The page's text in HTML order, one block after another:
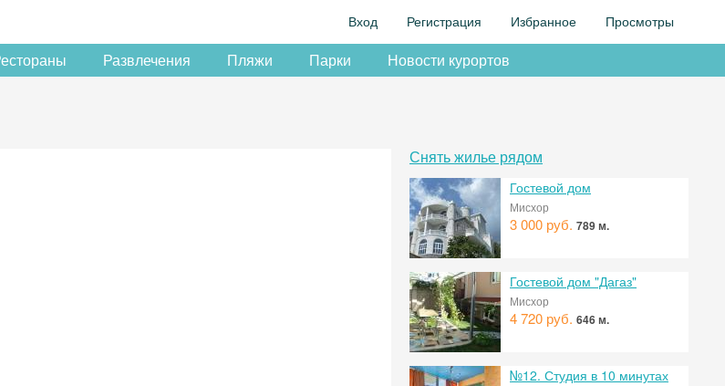
Вход Регистрация Избранное Просмотры
Развлечения Пляжи Парки Новости курортов
Снять жилье рядом
Гостевой дом
Мисхор
3 000 руб. 789 м.
Гостевой дом "Дагаз"
Мисхор
4 720 руб. 646 м.
№12. Студия в 10 минутах